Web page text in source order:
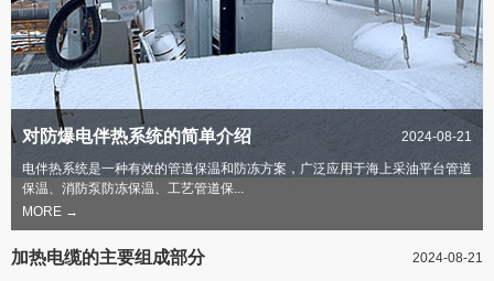
2024-08-21
对防爆电伴热系统的简单介绍
电伴热系统是一种有效的管道保温和防冻方案，广泛应用于海上采油平台管道
保温、消防泵防冻保温、工艺管道保...
MORE →
2024-08-21
加热电缆的主要组成部分